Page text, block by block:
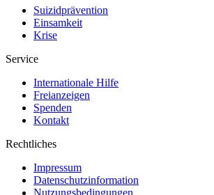
Suizidprävention
Einsamkeit
Krise
Service
Internationale Hilfe
Freianzeigen
Spenden
Kontakt
Rechtliches
Impressum
Datenschutzinformation